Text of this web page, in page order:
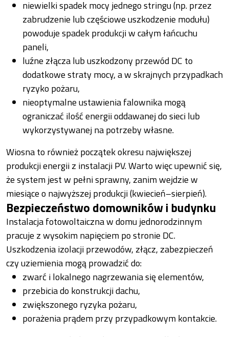
niewielki spadek mocy jednego stringu (np. przez
zabrudzenie lub częściowe uszkodzenie modułu)
powoduje spadek produkcji w całym łańcuchu
paneli,
luźne złącza lub uszkodzony przewód DC to
dodatkowe straty mocy, a w skrajnych przypadkach
ryzyko pożaru,
nieoptymalne ustawienia falownika mogą
ograniczać ilość energii oddawanej do sieci lub
wykorzystywanej na potrzeby własne.
Wiosna to również początek okresu największej
produkcji energii z instalacji PV. Warto więc upewnić się,
że system jest w pełni sprawny, zanim wejdzie w
miesiące o najwyższej produkcji (kwiecień–sierpień).
Bezpieczeństwo domowników i budynku
Instalacja fotowoltaiczna w domu jednorodzinnym
pracuje z wysokim napięciem po stronie DC.
Uszkodzenia izolacji przewodów, złącz, zabezpieczeń
czy uziemienia mogą prowadzić do:
zwarć i lokalnego nagrzewania się elementów,
przebicia do konstrukcji dachu,
zwiększonego ryzyka pożaru,
porażenia prądem przy przypadkowym kontakcie.